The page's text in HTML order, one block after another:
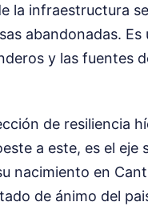
la infraestructura
abandonadas.
y las fuentes
de resiliencia
a este, es el eje
nacimiento en
de ánimo del